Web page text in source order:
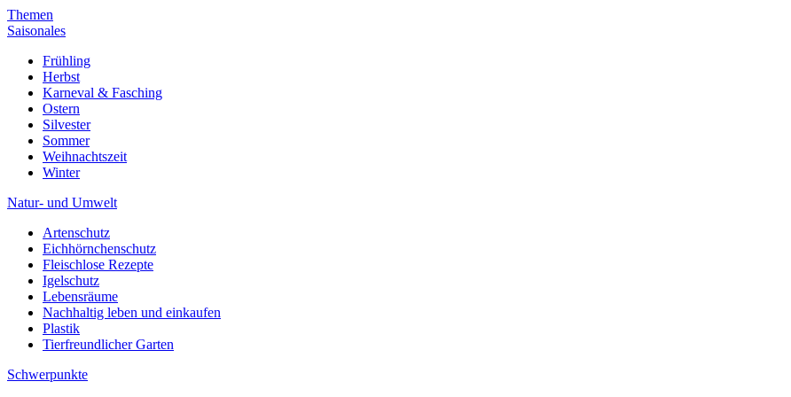
Themen
Saisonales
Frühling
Herbst
Karneval & Fasching
Ostern
Silvester
Sommer
Weihnachtszeit
Winter
Natur- und Umwelt
Artenschutz
Eichhörnchenschutz
Fleischlose Rezepte
Igelschutz
Lebensräume
Nachhaltig leben und einkaufen
Plastik
Tierfreundlicher Garten
Schwerpunkte